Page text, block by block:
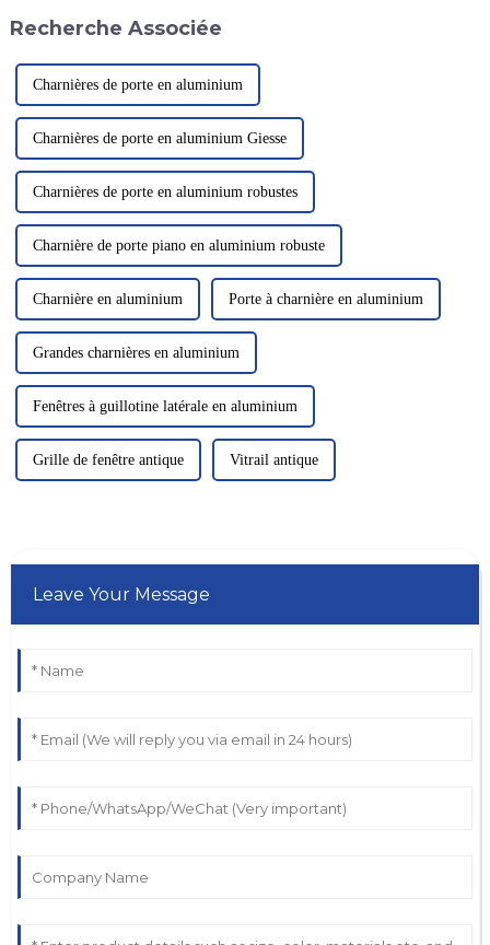
pointe...
Recherche Associée
Charnières de porte en aluminium
Charnières de porte en aluminium Giesse
Charnières de porte en aluminium robustes
Charnière de porte piano en aluminium robuste
Charnière en aluminium Porte à charnière en aluminium
Grandes charnières en aluminium
Fenêtres à guillotine latérale en aluminium
Grille de fenêtre antique Vitrail antique
Leave Your Message